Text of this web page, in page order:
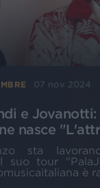
07 nov 2024
e
nasce
sta
suo tour
è